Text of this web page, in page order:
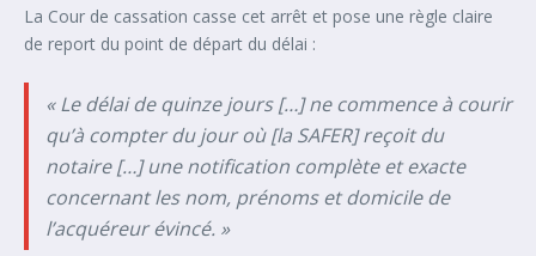
La Cour de cassation casse cet arrêt et pose une règle claire
de report du point de départ du délai :
« Le délai de quinze jours […] ne commence à courir
qu’à compter du jour où [la SAFER] reçoit du
notaire […] une notification complète et exacte
concernant les nom, prénoms et domicile de
l’acquéreur évincé. »